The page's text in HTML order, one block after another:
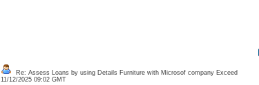
Re: Assess Loans by using Details Furniture with Microsof company Exceed
11/12/2025 09:02 GMT